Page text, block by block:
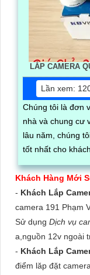
LẮP CAMERA
Lần xem:
Chúng tôi là đơn
nhà và chung cư với giá
lâu năm, chúng
tốt nhất cho
Khách Hàng Mới
- Khách Lắp
camera 191 Phạm
Sử dụng Dịch vụ
a,nguồn 12v ngoài
- Khách Lắp
điểm lăp đặt